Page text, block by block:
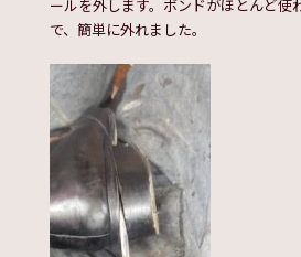
ールを外します。ボンドがほとんど使
で、簡単に外れました。